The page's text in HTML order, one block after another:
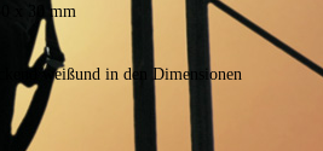
x 30 mm
weißund in den Dimensionen